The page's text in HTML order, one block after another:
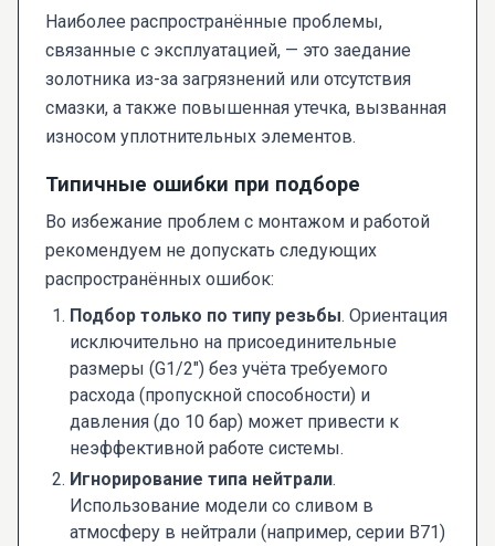
Наиболее распространённые проблемы,
связанные с эксплуатацией, — это заедание
золотника из-за загрязнений или отсутствия
смазки, а также повышенная утечка, вызванная
износом уплотнительных элементов.
Типичные ошибки при подборе
Во избежание проблем с монтажом и работой
рекомендуем не допускать следующих
распространённых ошибок:
Подбор только по типу резьбы. Ориентация
исключительно на присоединительные
размеры (G1/2") без учёта требуемого
расхода (пропускной способности) и
давления (до 10 бар) может привести к
неэффективной работе системы.
Игнорирование типа нейтрали.
Использование модели со сливом в
атмосферу в нейтрали (например, серии В71)